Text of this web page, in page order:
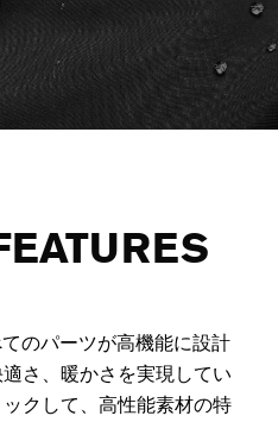
のパーツが高機能に設計
さ、暖かさを実現してい
クして、高性能素材の特